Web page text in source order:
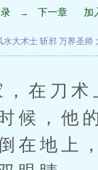
→ 下一章 加
水大术士 斩邪 万界圣师
在刀术
候，他
在地上